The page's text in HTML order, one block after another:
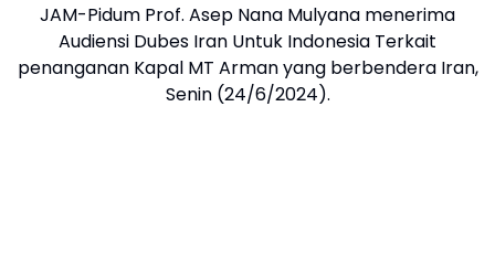
JAM-Pidum Prof. Asep Nana Mulyana menerima
Audiensi Dubes Iran Untuk Indonesia Terkait
penanganan Kapal MT Arman yang berbendera Iran,
Senin (24/6/2024).